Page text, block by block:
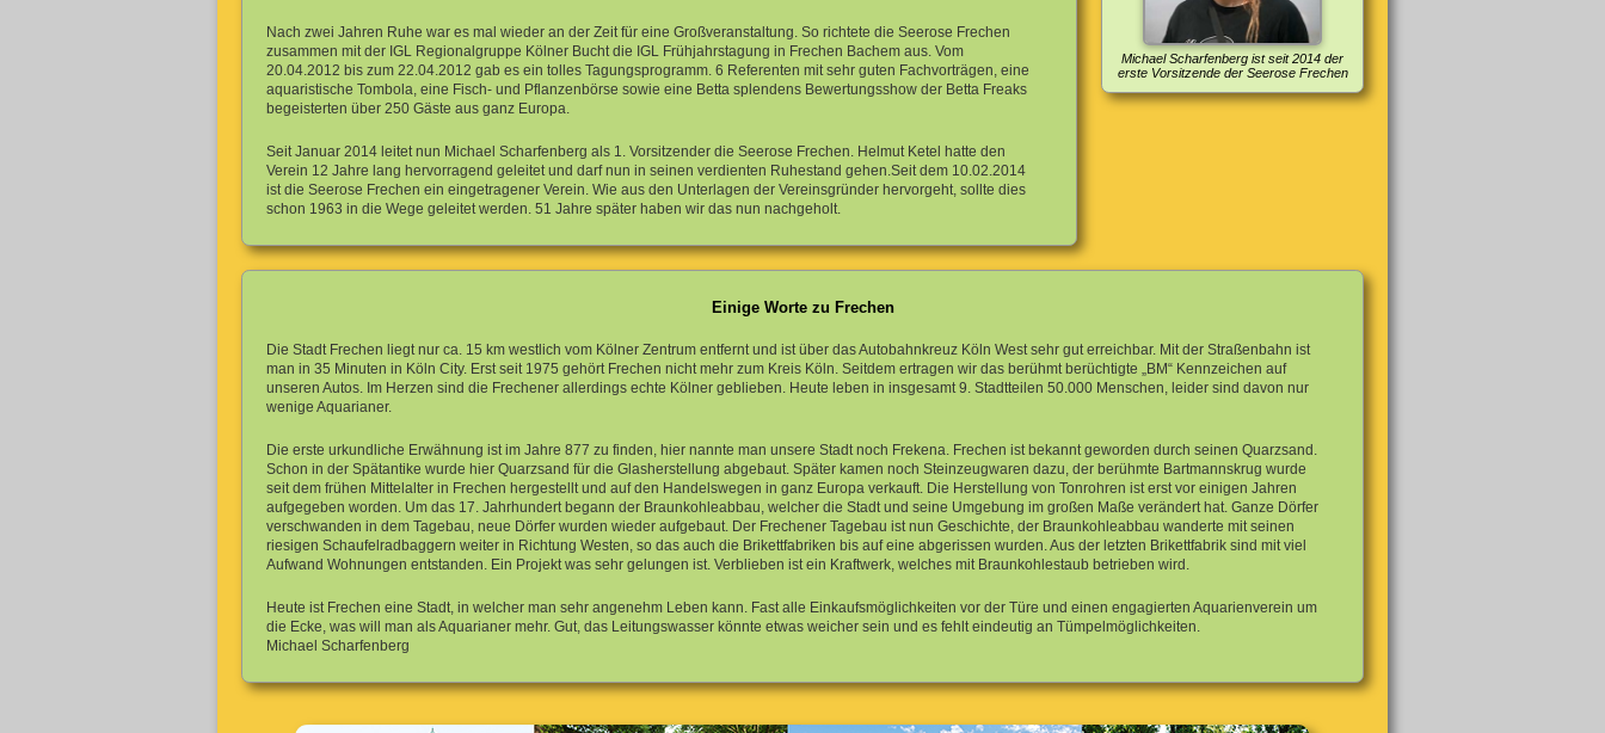
Nach zwei Jahren Ruhe war es mal wieder an der Zeit für eine Großveranstaltung. So richtete die Seerose Frechen
zusammen mit der IGL Regionalgruppe Kölner Bucht die IGL Frühjahrstagung in Frechen Bachem aus. Vom
20.04.2012 bis zum 22.04.2012 gab es ein tolles Tagungsprogramm. 6 Referenten mit sehr guten Fachvorträgen, eine
aquaristische Tombola, eine Fisch- und Pflanzenbörse sowie eine Betta splendens Bewertungsshow der Betta Freaks
begeisterten über 250 Gäste aus ganz Europa.
Seit Januar 2014 leitet nun Michael Scharfenberg als 1. Vorsitzender die Seerose Frechen. Helmut Ketel hatte den
Verein 12 Jahre lang hervorragend geleitet und darf nun in seinen verdienten Ruhestand gehen.Seit dem 10.02.2014
ist die Seerose Frechen ein eingetragener Verein. Wie aus den Unterlagen der Vereinsgründer hervorgeht, sollte dies
schon 1963 in die Wege geleitet werden. 51 Jahre später haben wir das nun nachgeholt.
Michael Scharfenberg ist seit 2014 der
erste Vorsitzende der Seerose Frechen
Einige Worte zu Frechen
Die Stadt Frechen liegt nur ca. 15 km westlich vom Kölner Zentrum entfernt und ist über das Autobahnkreuz Köln West sehr gut erreichbar. Mit der Straßenbahn ist
man in 35 Minuten in Köln City. Erst seit 1975 gehört Frechen nicht mehr zum Kreis Köln. Seitdem ertragen wir das berühmt berüchtigte „BM“ Kennzeichen auf
unseren Autos. Im Herzen sind die Frechener allerdings echte Kölner geblieben. Heute leben in insgesamt 9. Stadtteilen 50.000 Menschen, leider sind davon nur
wenige Aquarianer.
Die erste urkundliche Erwähnung ist im Jahre 877 zu finden, hier nannte man unsere Stadt noch Frekena. Frechen ist bekannt geworden durch seinen Quarzsand.
Schon in der Spätantike wurde hier Quarzsand für die Glasherstellung abgebaut. Später kamen noch Steinzeugwaren dazu, der berühmte Bartmannskrug wurde
seit dem frühen Mittelalter in Frechen hergestellt und auf den Handelswegen in ganz Europa verkauft. Die Herstellung von Tonrohren ist erst vor einigen Jahren
aufgegeben worden. Um das 17. Jahrhundert begann der Braunkohleabbau, welcher die Stadt und seine Umgebung im großen Maße verändert hat. Ganze Dörfer
verschwanden in dem Tagebau, neue Dörfer wurden wieder aufgebaut. Der Frechener Tagebau ist nun Geschichte, der Braunkohleabbau wanderte mit seinen
riesigen Schaufelradbaggern weiter in Richtung Westen, so das auch die Brikettfabriken bis auf eine abgerissen wurden. Aus der letzten Brikettfabrik sind mit viel
Aufwand Wohnungen entstanden. Ein Projekt was sehr gelungen ist. Verblieben ist ein Kraftwerk, welches mit Braunkohlestaub betrieben wird.
Heute ist Frechen eine Stadt, in welcher man sehr angenehm Leben kann. Fast alle Einkaufsmöglichkeiten vor der Türe und einen engagierten Aquarienverein um
die Ecke, was will man als Aquarianer mehr. Gut, das Leitungswasser könnte etwas weicher sein und es fehlt eindeutig an Tümpelmöglichkeiten.
Michael Scharfenberg